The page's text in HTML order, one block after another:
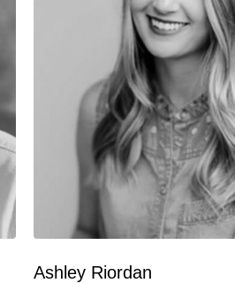
Ashley Riordan